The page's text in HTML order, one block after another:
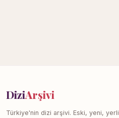
DiziArşivi
Türkiye'nin dizi arşivi. Eski, yeni,